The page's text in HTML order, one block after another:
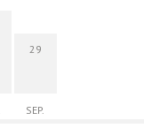
29
SEP.